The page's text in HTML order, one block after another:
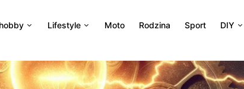
Lifestyle Moto Rodzina Sport DIY